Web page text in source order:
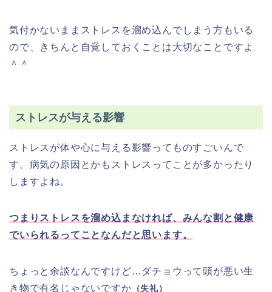
気付かないままストレスを溜め込んでしまう方もいる
ので、きちんと自覚しておくことは大切なことですよ
＾＾
ストレスが与える影響
ストレスが体や心に与える影響ってものすごいんで
す。病気の原因とかもストレスってことが多かったり
しますよね。
つまりストレスを溜め込まなければ、みんな割と健康
でいられるってことなんだと思います。
ちょっと余談なんですけど…ダチョウって頭が悪い生
き物で有名じゃないですか （失礼）